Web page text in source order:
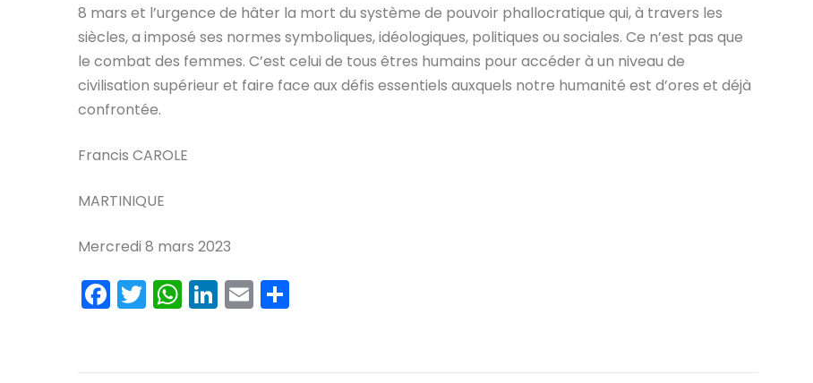
8 mars et l’urgence de hâter la mort du système de pouvoir phallocratique qui, à travers les
siècles, a imposé ses normes symboliques, idéologiques, politiques ou sociales. Ce n’est pas que
le combat des femmes. C’est celui de tous êtres humains pour accéder à un niveau de
civilisation supérieur et faire face aux défis essentiels auxquels notre humanité est d’ores et déjà
confrontée.
Francis CAROLE
MARTINIQUE
Mercredi 8 mars 2023
Facebook
Twitter
WhatsApp
LinkedIn
Email